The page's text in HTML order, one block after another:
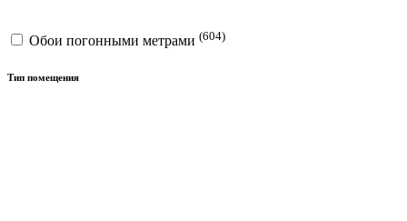
Обои погонными метрами (604)
Тип помещения